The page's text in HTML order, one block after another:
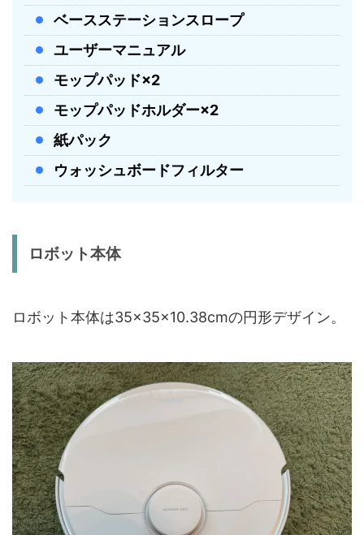
ベースステーションスロープ
ユーザーマニュアル
モップパッド×2
モップパッドホルダー×2
紙パック
ウォッシュボードフィルター
ロボット本体
ロボット本体は35×35×10.38cmの円形デザイン。